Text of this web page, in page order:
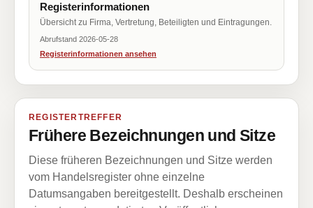
Registerinformationen
Übersicht zu Firma, Vertretung, Beteiligten und Eintragungen.
Abrufstand 2026-05-28
Registerinformationen ansehen
REGISTERTREFFER
Frühere Bezeichnungen und Sitze
Diese früheren Bezeichnungen und Sitze werden
vom Handelsregister ohne einzelne
Datumsangaben bereitgestellt. Deshalb erscheinen